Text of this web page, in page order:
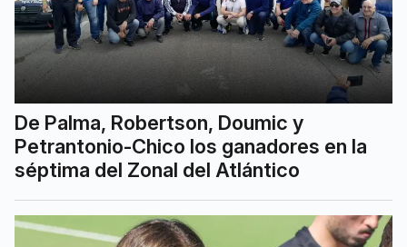
De Palma, Robertson, Doumic y
Petrantonio-Chico los ganadores en la
séptima del Zonal del Atlántico